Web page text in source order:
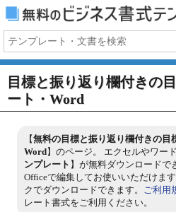
目標と振り返り欄付きの
ート・Word
【無料の目標と振り返り欄付きの目
Word】のページ。 エクセルやワー
ンプレート 】が無料ダウンロードで
Officeで編集してお使いいただけま
クでダウンロードできます。 ご利用
レート書式をご利用ください。